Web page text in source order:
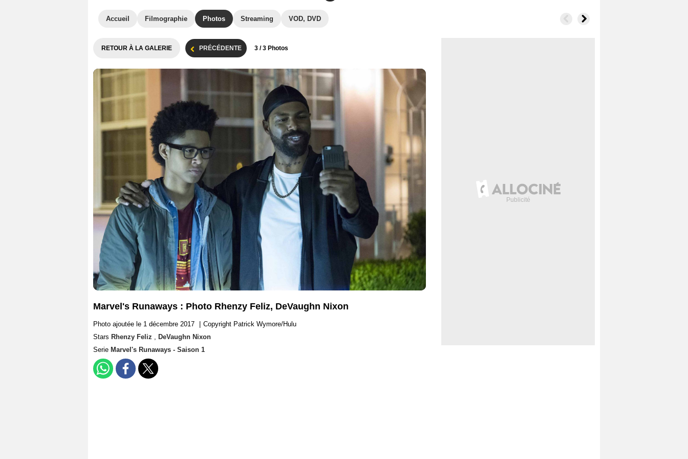
Accueil Filmographie Photos Streaming VOD, DVD
RETOUR À LA GALERIE PRÉCÉDENTE 3 / 3 Photos
Marvel's Runaways : Photo Rhenzy Feliz, DeVaughn Nixon
Photo ajoutée le 1 décembre 2017
Copyright Patrick Wymore/Hulu
Stars Rhenzy Feliz , DeVaughn Nixon
Serie Marvel's Runaways - Saison 1